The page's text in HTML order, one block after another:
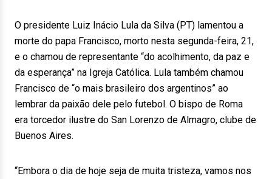
O presidente Luiz Inácio Lula da Silva (PT) lamentou a
morte do papa Francisco, morto nesta segunda-feira, 21,
e o chamou de representante “do acolhimento, da paz e
da esperança” na Igreja Católica. Lula também chamou
Francisco de “o mais brasileiro dos argentinos” ao
lembrar da paixão dele pelo futebol. O bispo de Roma
era torcedor ilustre do San Lorenzo de Almagro, clube de
Buenos Aires.
“Embora o dia de hoje seja de muita tristeza, vamos nos